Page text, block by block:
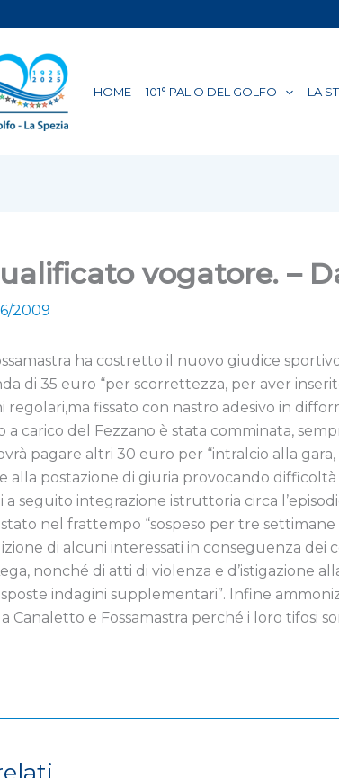
HOME 101° PALIO DEL GOLFO LA
vogatore. –
2009
ha costretto il nuovo giudice
di 35 euro “per scorrettezza, per aver
regolari,ma fissato con nastro adesivo in
a carico del Fezzano è stata comminata,
pagare altri 30 euro per “intralcio alla
postazione di giuria provocando difficoltà
seguito integrazione istruttoria circa
nel frattempo “sospeso per tre settimane
di alcuni interessati in conseguenza
nonché di atti di violenza e d’istigazione
indagini supplementari”. Infine
Canaletto e Fossamastra perché i loro tifosi
n
i